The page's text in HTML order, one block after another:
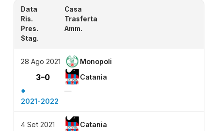
Data
Casa
Ris.
Trasferta
Pres.
Amm.
Stag.
28 Ago 2021 Monopoli
3–0 Catania
●
—
2021-2022
4 Set 2021 Catania